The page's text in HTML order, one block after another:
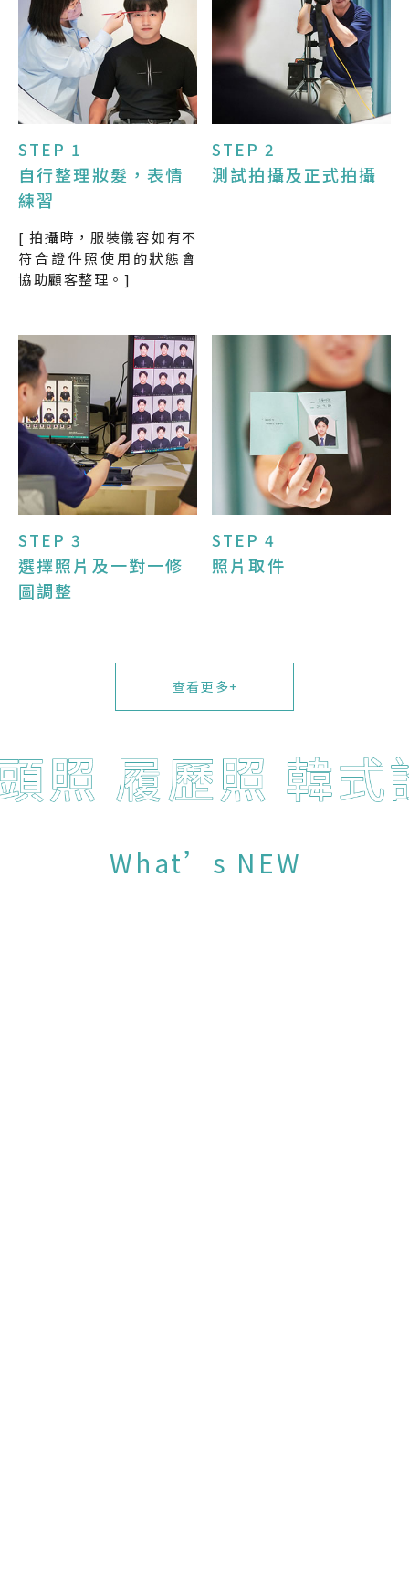
STEP 1
自行整理妝髮，表情
練習
[ 拍攝時，服裝儀容如有不
符合證件照使用的狀態會
協助顧客整理。]
STEP 2
測試拍攝及正式拍攝
STEP 3
選擇照片及一對一修
圖調整
STEP 4
照片取件
查看更多+
What’s NEW